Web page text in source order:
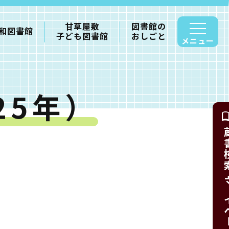
図書館 甘草屋敷
子ども図書館
図書館の
おしごと メニュー
年）
蔵書